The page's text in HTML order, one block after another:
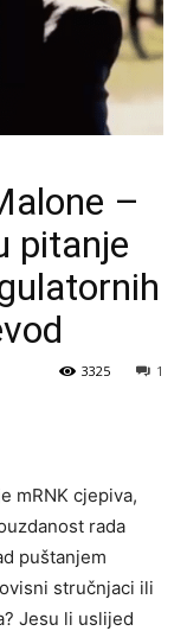
–
pitanje
1
3325
mRNK cjepiva,
rada
puštanjem
stručnjaci ili
Jesu li uslijed